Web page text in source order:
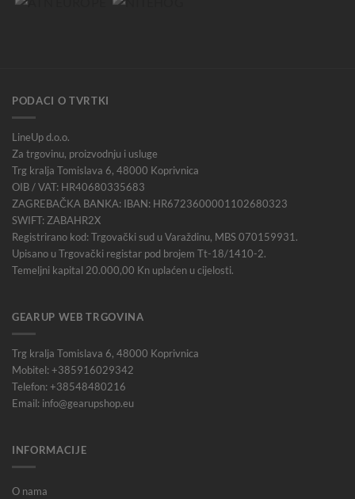
PODACI O TVRTKI
LineUp d.o.o.
Za trgovinu, proizvodnju i usluge
Trg kralja Tomislava 6, 48000 Koprivnica
OIB / VAT: HR40680335683
ZAGREBAČKA BANKA: IBAN: HR6723600001102680323
SWIFT: ZABAHR2X
Registrirano kod: Trgovački sud u Varaždinu, MBS 070159931.
Upisano u Trgovački registar pod brojem Tt-18/1410-2.
Temeljni kapital 20.000,00 Kn uplaćen u cijelosti.
GEARUP WEB TRGOVINA
Trg kralja Tomislava 6, 48000 Koprivnica
Mobitel: +385916029342
Telefon: +38548480216
Email: info@gearupshop.eu
INFORMACIJE
O nama